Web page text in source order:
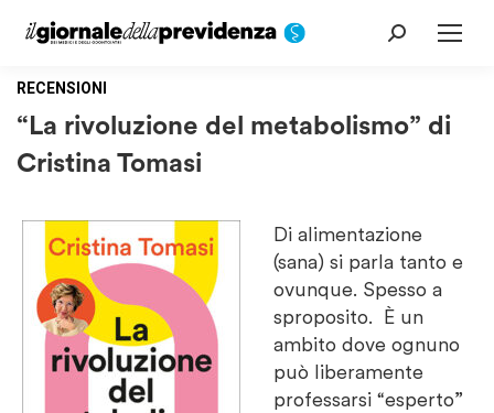
Cerca:
RECENSIONI
“La rivoluzione del metabolismo” di
Cristina Tomasi
Di alimentazione
(sana) si parla tanto e
ovunque. Spesso a
sproposito. È un
ambito dove ognuno
può liberamente
professarsi “esperto”